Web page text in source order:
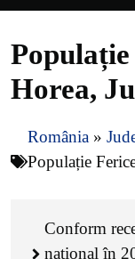
Horea,
România »
Populație
Conform
național în